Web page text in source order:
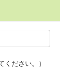
ださい。）